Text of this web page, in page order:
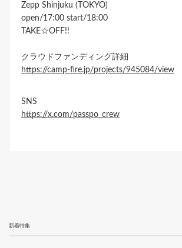
Zepp Shinjuku (TOKYO)
open/17:00 start/18:00
TAKE☆OFF!!
クラウドファンディング詳細
https://camp-fire.jp/projects/945084/view
SNS
https://x.com/passpo_crew
新着特集